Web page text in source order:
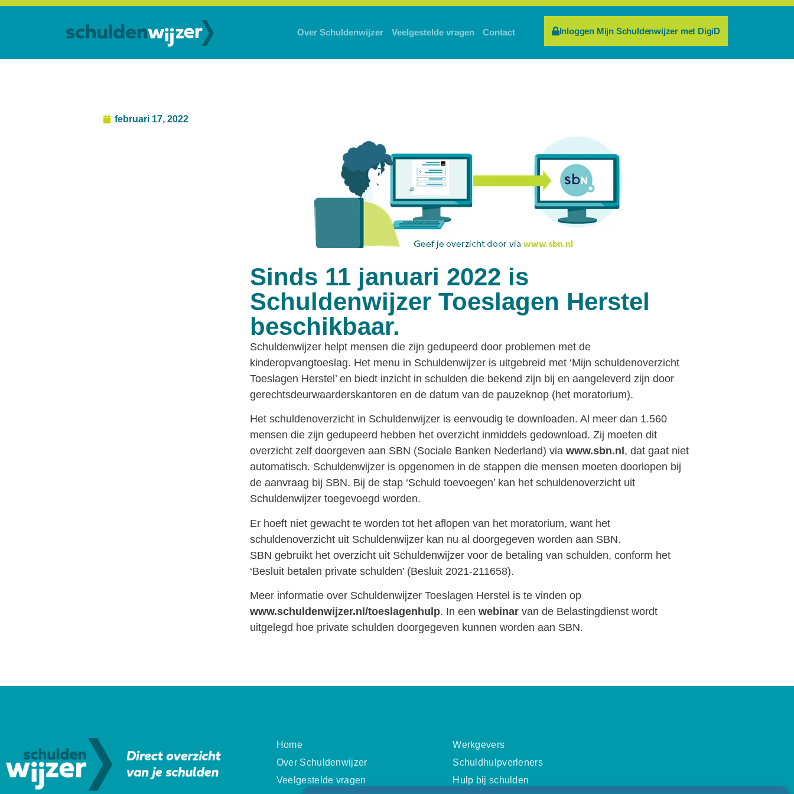
Over Schuldenwijzer Veelgestelde vragen Contact Inloggen Mijn Schuldenwijzer met DigiD
februari 17, 2022
Sinds 11 januari 2022 is
Schuldenwijzer Toeslagen Herstel
beschikbaar.
Schuldenwijzer helpt mensen die zijn gedupeerd door problemen met de
kinderopvangtoeslag. Het menu in Schuldenwijzer is uitgebreid met ‘Mijn schuldenoverzicht
Toeslagen Herstel’ en biedt inzicht in schulden die bekend zijn bij en aangeleverd zijn door
gerechtsdeurwaarderskantoren en de datum van de pauzeknop (het moratorium).
Het schuldenoverzicht in Schuldenwijzer is eenvoudig te downloaden. Al meer dan 1.560
mensen die zijn gedupeerd hebben het overzicht inmiddels gedownload. Zij moeten dit
overzicht zelf doorgeven aan SBN (Sociale Banken Nederland) via www.sbn.nl , dat gaat niet
automatisch. Schuldenwijzer is opgenomen in de stappen die mensen moeten doorlopen bij
de aanvraag bij SBN. Bij de stap ‘Schuld toevoegen’ kan het schuldenoverzicht uit
Schuldenwijzer toegevoegd worden.
Er hoeft niet gewacht te worden tot het aflopen van het moratorium, want het
schuldenoverzicht uit Schuldenwijzer kan nu al doorgegeven worden aan SBN.
SBN gebruikt het overzicht uit Schuldenwijzer voor de betaling van schulden, conform het
‘Besluit betalen private schulden’ (Besluit 2021-211658).
Meer informatie over Schuldenwijzer Toeslagen Herstel is te vinden op
www.schuldenwijzer.nl/toeslagenhulp. In een webinar van de Belastingdienst wordt
uitgelegd hoe private schulden doorgegeven kunnen worden aan SBN.
Home
Over Schuldenwijzer
Veelgestelde vragen
Werkgevers
Schuldhulpverleners
Hulp bij schulden